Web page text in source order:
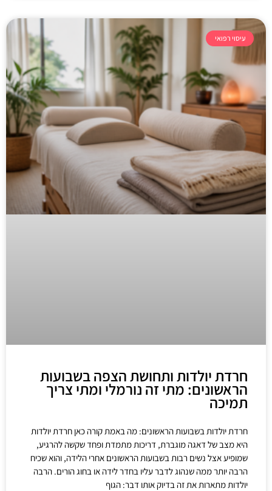
עיסוי רפואי
חרדת יולדות ותחושת הצפה בשבועות
הראשונים: מתי זה נורמלי ומתי צריך
תמיכה
חרדת יולדות בשבועות הראשונים: מה באמת קורה כאן חרדת יולדות
היא מצב של דאגה מוגברת, דריכות מתמדת ופחד שקשה להרגיע,
שמופיע אצל נשים רבות בשבועות הראשונים אחרי הלידה, והוא שכיח
הרבה יותר ממה שנהוג לדבר עליו בחדר לידה או בחוג הורים. הרבה
יולדות מתארות את זה בדיוק אותו דבר: הגוף